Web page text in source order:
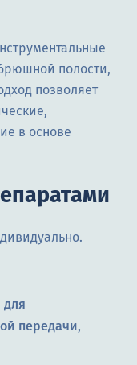
полости,
позволяет
в основе
для
передачи,